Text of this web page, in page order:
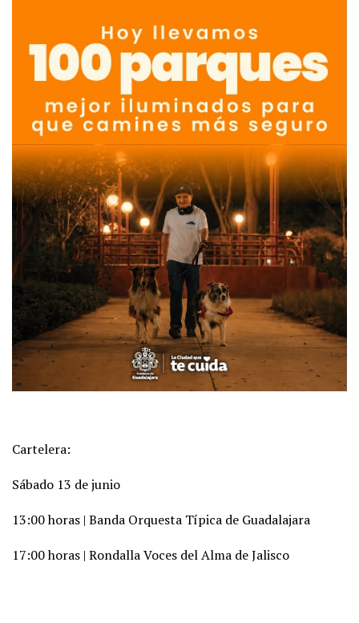
Cartelera:
Sábado 13 de junio
13:00 horas | Banda Orquesta Típica de Guadalajara
17:00 horas | Rondalla Voces del Alma de Jalisco